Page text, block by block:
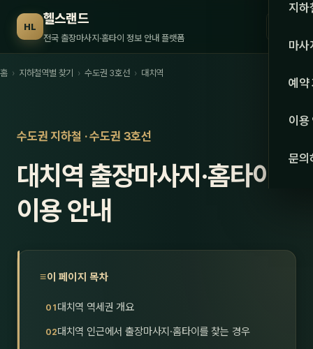
HL 헬스랜드
전국 출장마사지·홈타이 정보 안내 플랫폼 서울
강원·
강원
충북
지하
마사
관리
스
예약
이용
문의
홈 › 지하철역별 찾기 › 수도권 3호선 › 대치역
수도권 지하철 · 수도권 3호선
대치역 출장마사지·홈타이
이용 안내
이 페이지 목차
대치역 역세권 개요
대치역 인근에서 출장마사지·홈타이를 찾는 경우